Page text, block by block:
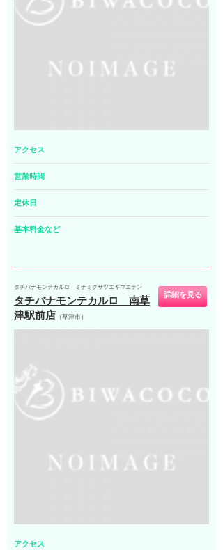
アクセス
営業時間
定休日
基本料金など
タチバナモンテカルロ ミナミクサツエキマエテン
タチバナモンテカルロ 南草
津駅前店 （草津市）
詳細を見る
アクセス